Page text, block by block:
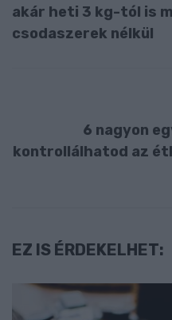
akár heti 3 kg-tól is
csodaszerek nélkül
6 nagyon
kontrollálhatod az
EZ IS ÉRDEKELHET: